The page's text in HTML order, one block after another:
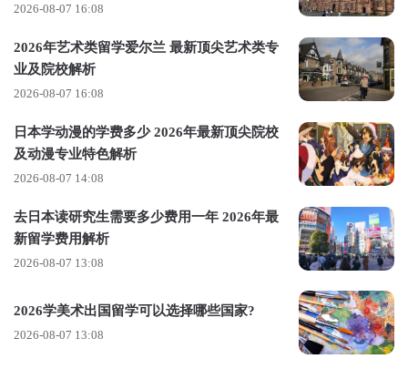
硕士项目的学生也有着丰富的实习机会，与凤凰卫视、TVB、
《端传媒》等国内外知名媒体机构建立了稳固的实习合作关
系。以文化管理专业为例，研究生们有机会在本地及海外的文
化机构进行实习，这些机构包括香港艺术节办公室、香港爱乐
协会等知名文化机构，以及新加坡国立大学艺术中心、布朗大
学等海外机构。
香港城市大学传媒学院师资力量雄厚，汇聚了众多来自欧美国
家的教授，他们在传媒领域兼具深厚的学术造诣与丰富的实践
经验，为学生提供国际化的视野与前沿的专业知识。
在硬件设施方面，学院配备了先进的高清电视摄影棚、专业音
频录音及混音室等一流设备，充分满足学生在视频制作、音频
2026-08-07 16:08
2026年艺术类留学爱尔兰 最新顶尖艺术类专
业及院校解析
2026-08-07 16:08
日本学动漫的学费多少 2026年最新顶尖院校
及动漫专业特色解析
2026-08-07 14:08
去日本读研究生需要多少费用一年 2026年最
新留学费用解析
2026-08-07 13:08
2026学美术出国留学可以选择哪些国家?
2026-08-07 13:08